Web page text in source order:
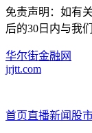
免责声明：如有
后的30日内与我
华尔街金融网
jrjtt.com
首页直播新闻 股